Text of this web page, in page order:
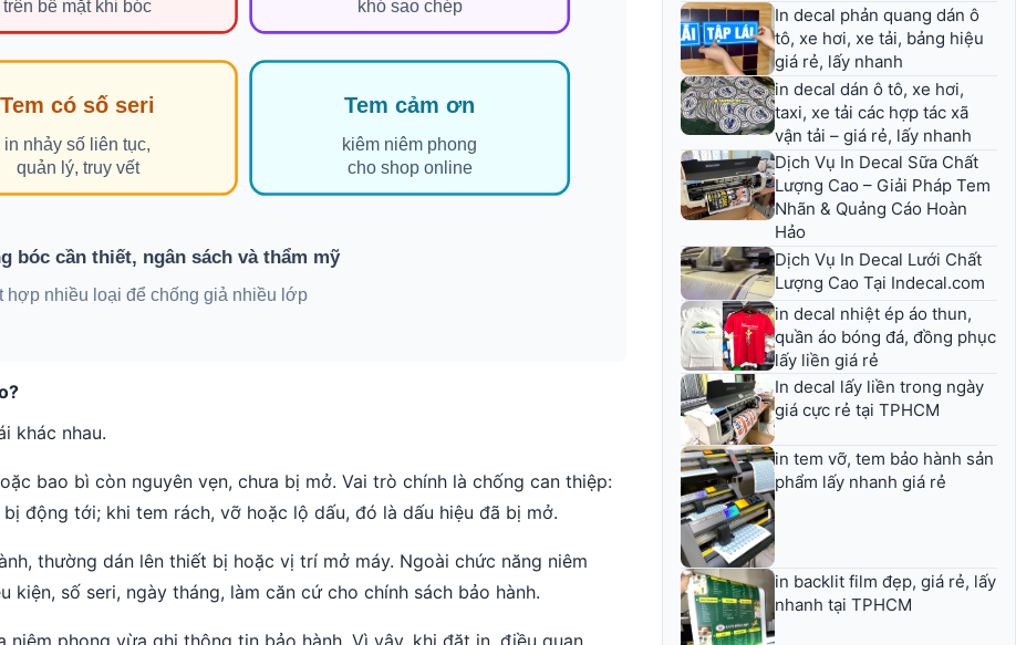
khác nhau.
bao bì còn nguyên vẹn, chưa bị mở. Vai trò chính là chống can thiệp:
động tới; khi tem rách, vỡ hoặc lộ dấu, đó là dấu hiệu đã bị mở.
thường dán lên thiết bị hoặc vị trí mở máy. Ngoài chức năng niêm
số seri, ngày tháng, làm căn cứ cho chính sách bảo hành.
In decal phản quang dán ô
tô, xe hơi, xe tải, bảng hiệu
giá rẻ, lấy nhanh
in decal dán ô tô, xe hơi,
taxi, xe tải các hợp tác xã
vận tải – giá rẻ, lấy nhanh
Dịch Vụ In Decal Sữa Chất
Lượng Cao – Giải Pháp Tem
Nhãn & Quảng Cáo Hoàn
Hảo
Dịch Vụ In Decal Lưới Chất
Lượng Cao Tại Indecal.com
in decal nhiệt ép áo thun,
quần áo bóng đá, đồng phục
lấy liền giá rẻ
In decal lấy liền trong ngày
giá cực rẻ tại TPHCM
in tem vỡ, tem bảo hành sản
phẩm lấy nhanh giá rẻ
in backlit film đẹp, giá rẻ, lấy
nhanh tại TPHCM